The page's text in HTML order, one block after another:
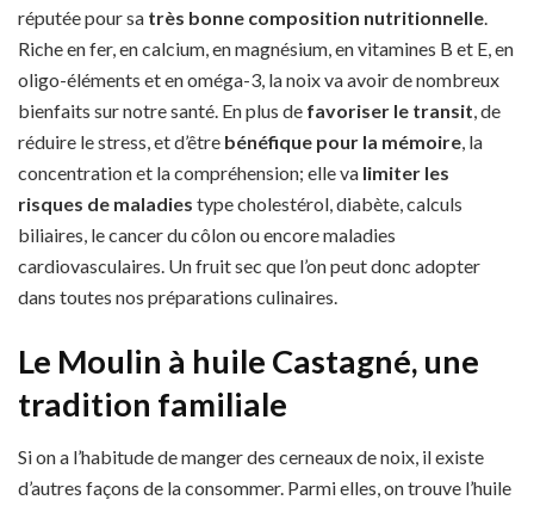
réputée pour sa très bonne composition nutritionnelle.
Riche en fer, en calcium, en magnésium, en vitamines B et E, en
oligo-éléments et en oméga-3, la noix va avoir de nombreux
bienfaits sur notre santé. En plus de favoriser le transit, de
réduire le stress, et d’être bénéfique pour la mémoire, la
concentration et la compréhension; elle va limiter les
risques de maladies type cholestérol, diabète, calculs
biliaires, le cancer du côlon ou encore maladies
cardiovasculaires. Un fruit sec que l’on peut donc adopter
dans toutes nos préparations culinaires.
Le Moulin à huile Castagné, une
tradition familiale
Si on a l’habitude de manger des cerneaux de noix, il existe
d’autres façons de la consommer. Parmi elles, on trouve l’huile